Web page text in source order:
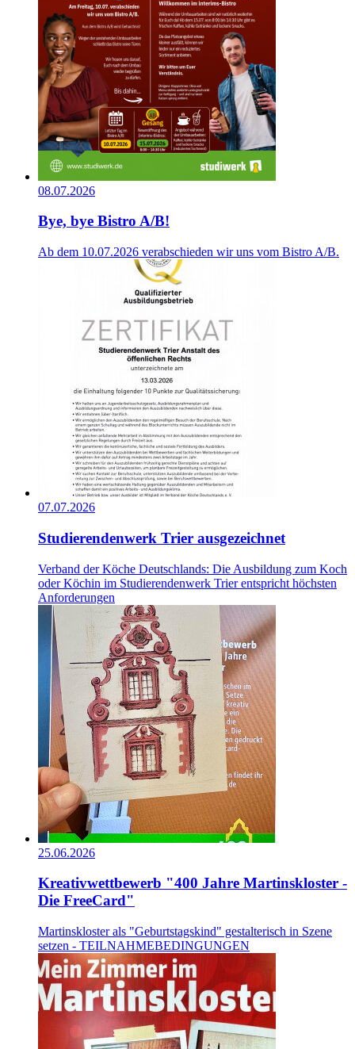
08.07.2026
Bye, bye Bistro A/B!
Ab dem 10.07.2026 verabschieden wir uns vom Bistro A/B.
07.07.2026
Studierendenwerk Trier ausgezeichnet
Verband der Köche Deutschlands: Die Ausbildung zum Koch
oder Köchin im Studierendenwerk Trier entspricht höchsten
Anforderungen
25.06.2026
Kreativwettbewerb "400 Jahre Martinskloster -
Die FreeCard"
Martinskloster als "Geburtstagskind" gestalterisch in Szene
setzen - TEILNAHMEBEDINGUNGEN